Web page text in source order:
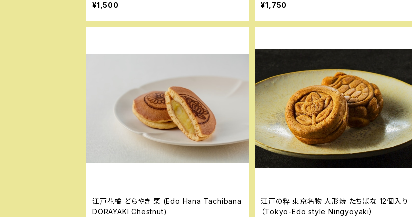
¥1,500
¥1,750
江戸花橘 どらやき 栗 (Edo Hana Tachibana
DORAYAKI Chestnut)
江戸の粋 東京名物 人形焼 たちばな 12個入り
（Tokyo-Edo style Ningyoyaki）